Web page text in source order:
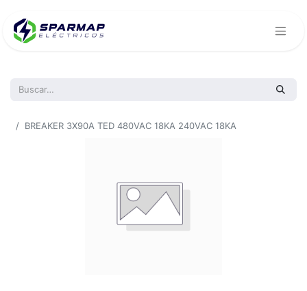
BREAKER 3X90A TED 480VAC 18KA 240VAC 18KA